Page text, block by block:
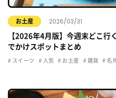
お土産 2026/03/31
【2026年4月版】今週末どこ行
でかけスポットまとめ
スイーツ 人気 お土産 雑貨 名